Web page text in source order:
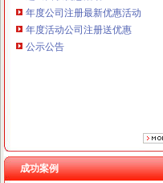
本站导航年度公司注册最新优惠活动
年度活动公司注册送优惠
公示公告
成功案例
重庆鸽牌电线电缆有限公司 渝北
重庆星竣贸易有限责任公司 渝中
重庆海谛升进出口贸易有限公司
重庆奕欣锦诚商贸有限公司 渝九